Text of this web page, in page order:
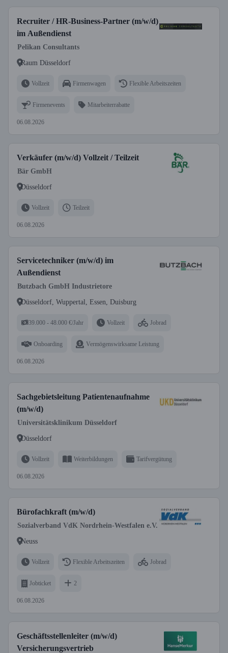
Recruiter / HR-Business-Partner (m/w/d)
im Außendienst
Pelikan Consultants
Raum Düsseldorf
Vollzeit Firmenwagen Flexible Arbeitszeiten
Firmenevents Mitarbeiterrabatte
06.08.2026
Verkäufer (m/w/d) Vollzeit / Teilzeit
Bär GmbH
Düsseldorf
Vollzeit Teilzeit
06.08.2026
Servicetechniker (m/w/d) im
Außendienst
Butzbach GmbH Industrietore
Düsseldorf, Wuppertal, Essen, Duisburg
39.000 - 48.000 €/Jahr Vollzeit Jobrad
Onboarding Vermögenswirksame Leistung
06.08.2026
Sachgebietsleitung Patientenaufnahme
(m/w/d)
Universitätsklinikum Düsseldorf
Düsseldorf
Vollzeit Weiterbildungen Tarifvergütung
06.08.2026
Bürofachkraft (m/w/d)
Sozialverband VdK Nordrhein-Westfalen e.V.
Neuss
Vollzeit Flexible Arbeitszeiten Jobrad
Jobticket 2
06.08.2026
Geschäftsstellenleiter (m/w/d)
Versicherungsvertrieb